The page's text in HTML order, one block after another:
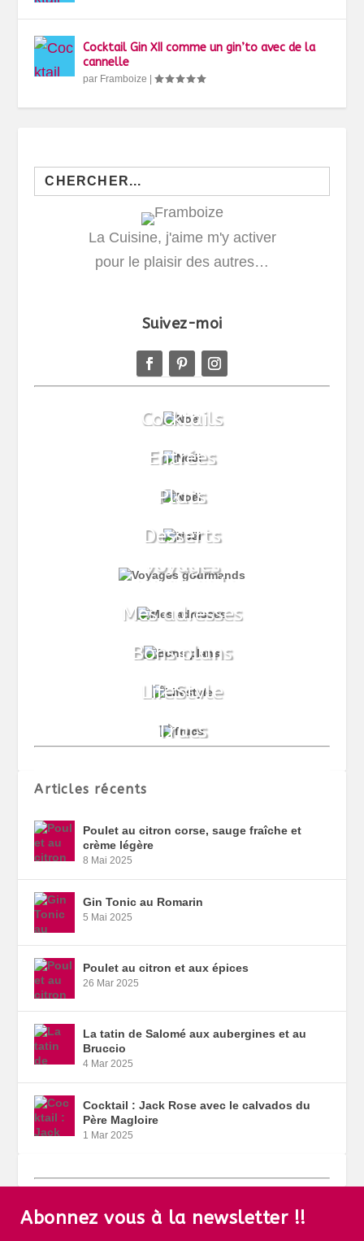
Cocktail Gin XII comme un gin’to avec de la
cannelle
par Framboize |
Search
for:
La Cuisine, j'aime m'y activer
pour le plaisir des autres…
Suivez-moi
Articles récents
Poulet au citron corse, sauge fraîche et
crème légère
8 Mai 2025
Gin Tonic au Romarin
5 Mai 2025
Poulet au citron et aux épices
26 Mar 2025
La tatin de Salomé aux aubergines et au
Bruccio
4 Mar 2025
Cocktail : Jack Rose avec le calvados du
Père Magloire
1 Mar 2025
Abonnez vous à la newsletter !!